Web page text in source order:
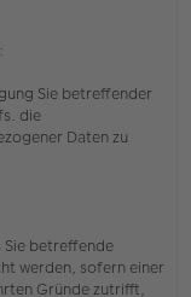
Sie betreffender
die
Daten zu
Sie betreffende
werden, sofern einer
Gründe zutrifft,